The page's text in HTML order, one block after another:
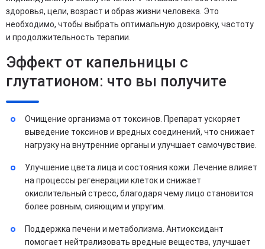
здоровья, цели, возраст и образ жизни человека. Это
необходимо, чтобы выбрать оптимальную дозировку, частоту
и продолжительность терапии.
Эффект от капельницы с
глутатионом: что вы получите
Очищение организма от токсинов. Препарат ускоряет
выведение токсинов и вредных соединений, что снижает
нагрузку на внутренние органы и улучшает самочувствие.
Улучшение цвета лица и состояния кожи. Лечение влияет
на процессы регенерации клеток и снижает
окислительный стресс, благодаря чему лицо становится
более ровным, сияющим и упругим.
Поддержка печени и метаболизма. Антиоксидант
помогает нейтрализовать вредные вещества, улучшает